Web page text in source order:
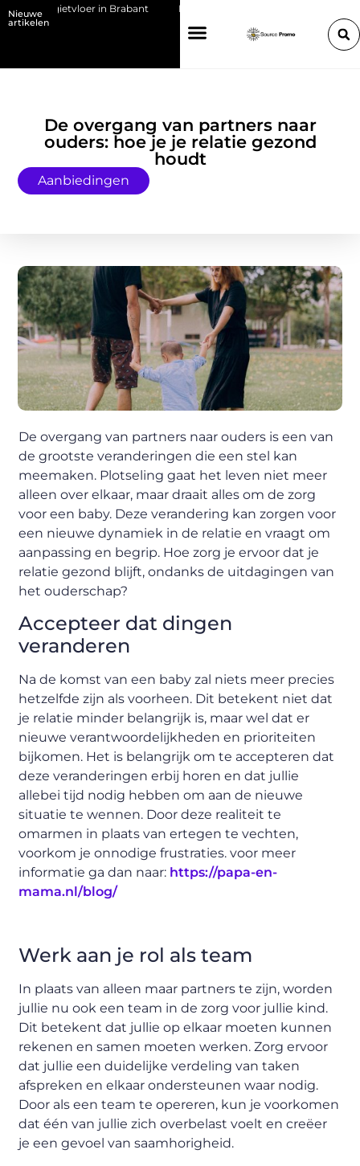
Nieuwe
artikelen
gietvloer in Brabant Kies de juiste HP toner voor jouw printer
De overgang van partners naar
ouders: hoe je je relatie gezond
houdt
Aanbiedingen
De overgang van partners naar ouders is een van
de grootste veranderingen die een stel kan
meemaken. Plotseling gaat het leven niet meer
alleen over elkaar, maar draait alles om de zorg
voor een baby. Deze verandering kan zorgen voor
een nieuwe dynamiek in de relatie en vraagt om
aanpassing en begrip. Hoe zorg je ervoor dat je
relatie gezond blijft, ondanks de uitdagingen van
het ouderschap?
Accepteer dat dingen
veranderen
Na de komst van een baby zal niets meer precies
hetzelfde zijn als voorheen. Dit betekent niet dat
je relatie minder belangrijk is, maar wel dat er
nieuwe verantwoordelijkheden en prioriteiten
bijkomen. Het is belangrijk om te accepteren dat
deze veranderingen erbij horen en dat jullie
allebei tijd nodig hebben om aan de nieuwe
situatie te wennen. Door deze realiteit te
omarmen in plaats van ertegen te vechten,
voorkom je onnodige frustraties. voor meer
informatie ga dan naar: https://papa-en-
mama.nl/blog/
Werk aan je rol als team
In plaats van alleen maar partners te zijn, worden
jullie nu ook een team in de zorg voor jullie kind.
Dit betekent dat jullie op elkaar moeten kunnen
rekenen en samen moeten werken. Zorg ervoor
dat jullie een duidelijke verdeling van taken
afspreken en elkaar ondersteunen waar nodig.
Door als een team te opereren, kun je voorkomen
dat één van jullie zich overbelast voelt en creëer
je een gevoel van saamhorigheid.